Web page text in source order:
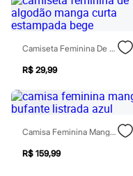
Dia dos Pais
Inverno
Novidades
Roupas
Camisas
Camisetas e Regatas
Casacos e Jaquetas
Polos
Acessórios
Bolsas e Mochilas
Camiseta Feminina De Algodão Manga Curta Estampada Bege
R$ 29,99
Camisa Feminina Manga Bufante Listrada Azul
R$ 159,99